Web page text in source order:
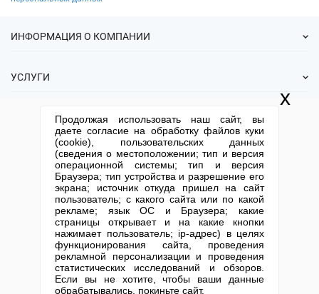
ИНФОРМАЦИЯ О КОМПАНИИ
О нас
Спецпредложения
УСЛУГИ
Продажа фирм
Регистрация
Ликвидация
Регистрация изменений
Юридические адреса
Открытие юр. лица
КОНТАКТНАЯ ИНФОРМАЦИЯ
+7 (495) 740-38-07
(По Москве)
mail@1-urist.ru
Спросить у юриста
Москва, ул. Сущевский вал,
дом 5, стр. 3
Письмо директоруКарта сайта
Столичный центр помощи бизнесу 2013-2026. Все права защищены.
Политика компании в отношении обработки персональных данных
Продолжая использовать наш сайт, вы
даете согласие на обработку файлов куки
(cookie), пользовательских данных
(сведения о местоположении; тип и версия
операционной системы; тип и версия
Браузера; тип устройства и разрешение его
экрана; источник откуда пришел на сайт
пользователь; с какого сайта или по какой
рекламе; язык ОС и Браузера; какие
страницы открывает и на какие кнопки
нажимает пользователь; ip-адрес) в целях
функционирования сайта, проведения
рекламной персонализации и проведения
статистических исследований и обзоров.
Если вы не хотите, чтобы ваши данные
обрабатывались, покиньте сайт.
x